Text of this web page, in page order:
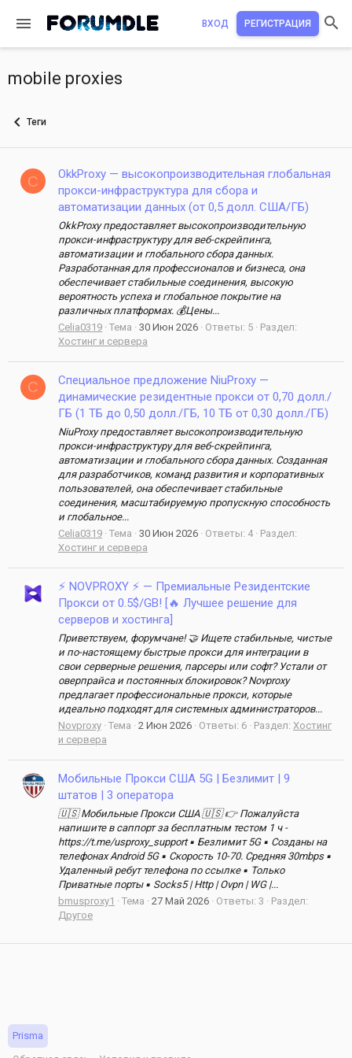
ВХОД РЕГИСТРАЦИЯ
mobile proxies
Теги
C
OkkProxy — высокопроизводительная глобальная
прокси-инфраструктура для сбора и
автоматизации данных (от 0,5 долл. США/ГБ)
OkkProxy предоставляет высокопроизводительную
прокси-инфраструктуру для веб-скрейпинга,
автоматизации и глобального сбора данных.
Разработанная для профессионалов и бизнеса, она
обеспечивает стабильные соединения, высокую
вероятность успеха и глобальное покрытие на
различных платформах. 💰Цены...
Celia0319 Тема 30 Июн 2026 Ответы: 5
Раздел:
Хостинг и сервера
C
Специальное предложение NiuProxy —
динамические резидентные прокси от 0,70 долл./
ГБ (1 ТБ до 0,50 долл./ГБ, 10 ТБ от 0,30 долл./ГБ)
NiuProxy предоставляет высокопроизводительную
прокси-инфраструктуру для веб-скрейпинга,
автоматизации и глобального сбора данных. Созданная
для разработчиков, команд развития и корпоративных
пользователей, она обеспечивает стабильные
соединения, масштабируемую пропускную способность
и глобальное...
Celia0319 Тема 30 Июн 2026 Ответы: 4
Раздел:
Хостинг и сервера
⚡ NOVPROXY ⚡ — Премиальные Резидентские
Прокси от 0.5$/GB! [🔥 Лучшее решение для
серверов и хостинга]
Приветствуем, форумчане! 🤝 Ищете стабильные, чистые
и по-настоящему быстрые прокси для интеграции в
свои серверные решения, парсеры или софт? Устали от
оверпрайса и постоянных блокировок? Novproxy
предлагает профессиональные прокси, которые
идеально подходят для системных администраторов...
Novproxy Тема 2 Июн 2026 Ответы: 6 Раздел: Хостинг
и сервера
Мобильные Прокси США 5G | Безлимит | 9
штатов | 3 оператора
🇺🇸 Мобильные Прокси США 🇺🇸 👉 Пожалуйста
напишите в саппорт за бесплатным тестом 1 ч -
https://t.me/usproxy_support ▪️ Безлимит 5G ▪️ Созданы на
телефонах Android 5G ▪️ Скорость 10-70. Средняя 30mbps ▪️
Удаленный ребут телефона по ссылке ▪️ Только
Приватные порты ▪️ Socks5 | Http | Ovpn | WG |...
bmusproxy1
Тема 27 Май 2026 Ответы: 3
Раздел:
Другое
Prisma